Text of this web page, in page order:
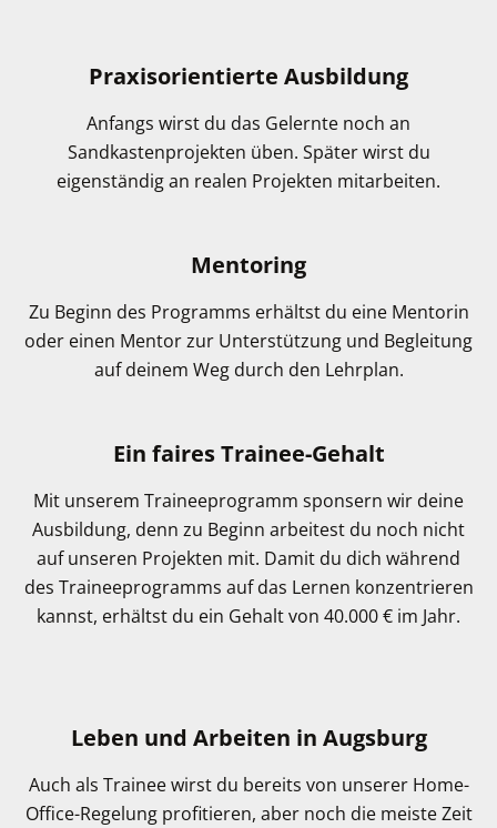
Praxisorientierte Ausbildung
Anfangs wirst du das Gelernte noch an
Sandkastenprojekten üben. Später wirst du
eigenständig an realen Projekten mitarbeiten.
Mentoring
Zu Beginn des Programms erhältst du eine Mentorin
oder einen Mentor zur Unterstützung und Begleitung
auf deinem Weg durch den Lehrplan.
Ein faires Trainee-Gehalt
Mit unserem Traineeprogramm sponsern wir deine
Ausbildung, denn zu Beginn arbeitest du noch nicht
auf unseren Projekten mit. Damit du dich während
des Traineeprogramms auf das Lernen konzentrieren
kannst, erhältst du ein Gehalt von 40.000 € im Jahr.
Leben und Arbeiten in Augsburg
Auch als Trainee wirst du bereits von unserer Home-
Office-Regelung profitieren, aber noch die meiste Zeit